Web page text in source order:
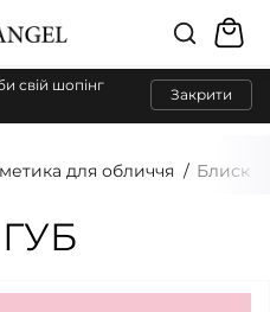
свій шопінг
Закрити
для обличчя Блиск